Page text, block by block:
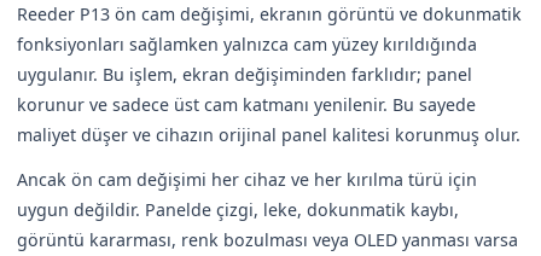
Reeder P13 ön cam değişimi, ekranın görüntü ve dokunmatik
fonksiyonları sağlamken yalnızca cam yüzey kırıldığında
uygulanır. Bu işlem, ekran değişiminden farklıdır; panel
korunur ve sadece üst cam katmanı yenilenir. Bu sayede
maliyet düşer ve cihazın orijinal panel kalitesi korunmuş olur.
Ancak ön cam değişimi her cihaz ve her kırılma türü için
uygun değildir. Panelde çizgi, leke, dokunmatik kaybı,
görüntü kararması, renk bozulması veya OLED yanması varsa